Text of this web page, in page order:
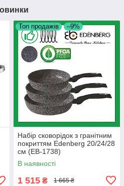
Топ продажів –9%
Набір сковорідок з гранітним
покриттям Edenberg 20/24/28
см (EB-1738)
В наявності
1 515 ₴ 1 665 ₴